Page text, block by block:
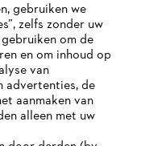
gebruiken we
zelfs zonder uw
om de
en om inhoud op
van
advertenties, de
aanmaken van
alleen met uw